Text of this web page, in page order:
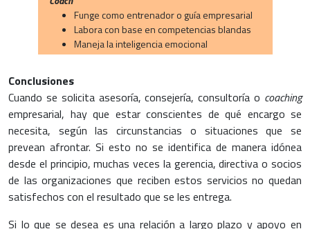
Funge como entrenador o guía empresarial
Labora con base en competencias blandas
Maneja la inteligencia emocional
Conclusiones
Cuando se solicita asesoría, consejería, consultoría o coaching
empresarial, hay que estar conscientes de qué encargo se
necesita, según las circunstancias o situaciones que se
prevean afrontar. Si esto no se identifica de manera idónea
desde el principio, muchas veces la gerencia, directiva o socios
de las organizaciones que reciben estos servicios no quedan
satisfechos con el resultado que se les entrega.
Si lo que se desea es una relación a largo plazo y apoyo en